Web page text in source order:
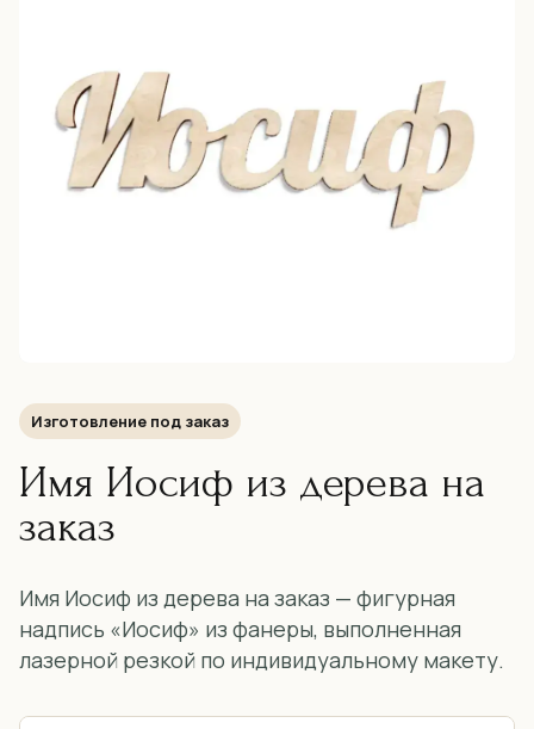
Изготовление под заказ
Имя Иосиф из дерева на
заказ
Имя Иосиф из дерева на заказ — фигурная
надпись «Иосиф» из фанеры, выполненная
лазерной резкой по индивидуальному макету.